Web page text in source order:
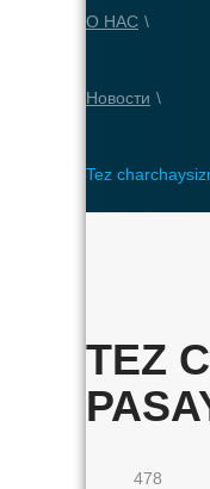
О НАС \
Новости \
Tez
TEZ
478